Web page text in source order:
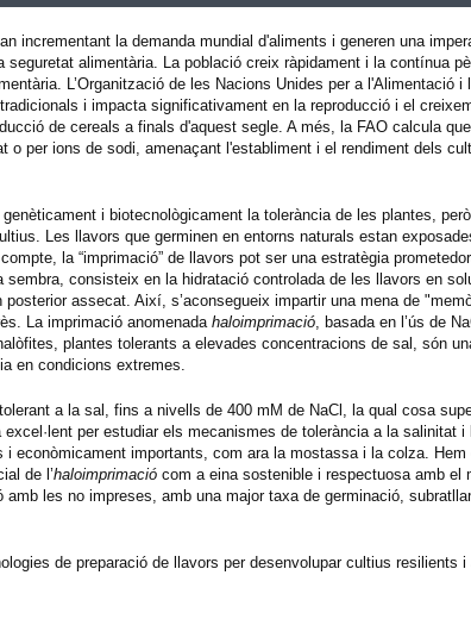
incrementant la demanda mundial d'aliments i generen una
alimentària. La població creix ràpidament i la contínua
L’Organització de les Nacions Unides per a l'Alimentació i
i impacta significativament en la reproducció i el
de cereals a finals d'aquest segle. A més, la FAO calcula
o per ions de sodi, amenaçant l'establiment i el rendiment dels
i biotecnològicament la tolerància de les plantes,
Les llavors que germinen en entorns naturals estan
la “imprimació” de llavors pot ser una estratègia
consisteix en la hidratació controlada de les llavors en
assecat. Així, s’aconsegueix impartir una mena de
La imprimació anomenada haloimprimació, basada en l’ús de
plantes tolerants a elevades concentracions de sal, són
en condicions extremes.
a la sal, fins a nivells de 400 mM de NaCl, la qual cosa
per estudiar els mecanismes de tolerància a la salinitat
econòmicament importants, com ara la mostassa i la colza.
de l’haloimprimació com a eina sostenible i respectuosa amb el
les no impreses, amb una major taxa de germinació,
de preparació de llavors per desenvolupar cultius resilients i